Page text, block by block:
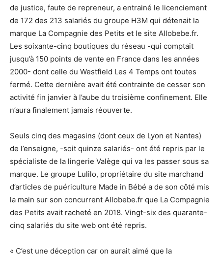
de justice, faute de repreneur, a entrainé le licenciement
de 172 des 213 salariés du groupe H3M qui détenait la
marque La Compagnie des Petits et le site Allobebe.fr.
Les soixante-cinq boutiques du réseau -qui comptait
jusqu’à 150 points de vente en France dans les années
2000- dont celle du Westfield Les 4 Temps ont toutes
fermé. Cette dernière avait été contrainte de cesser son
activité fin janvier à l’aube du troisième confinement. Elle
n’aura finalement jamais réouverte.
Seuls cinq des magasins (dont ceux de Lyon et Nantes)
de l’enseigne, -soit quinze salariés- ont été repris par le
spécialiste de la lingerie Valège qui va les passer sous sa
marque. Le groupe Lulilo, propriétaire du site marchand
d’articles de puériculture Made in Bébé a de son côté mis
la main sur son concurrent Allobebe.fr que La Compagnie
des Petits avait racheté en 2018. Vingt-six des quarante-
cinq salariés du site web ont été repris.
« C’est une déception car on aurait aimé que la